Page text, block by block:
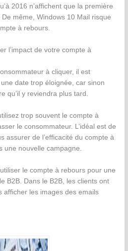
2016 n’affichent que la première
même, Windows 10 Mail risque
à rebours.
l’impact de votre compte à
à cliquer, il est
date trop éloignée, car sinon
qu’il y reviendra plus tard.
trop souvent le compte à
le consommateur. L’idéal est de
assurer de l’efficacité du compte à
une nouvelle campagne.
le compte à rebours pour une
B2B. Dans le B2B, les clients ont
afficher les images des emails